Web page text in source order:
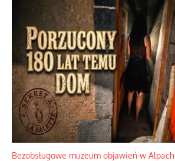
Bezobsługowe muzeum objawień w Alpach